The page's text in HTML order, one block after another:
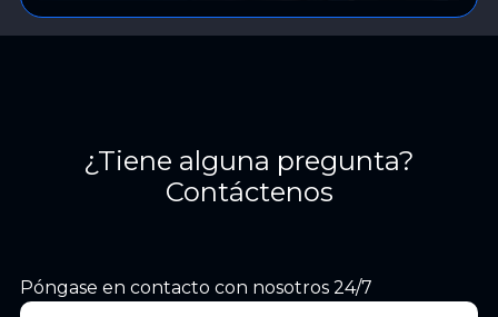
¿Tiene alguna pregunta?
Contáctenos
Póngase en contacto con nosotros 24/7